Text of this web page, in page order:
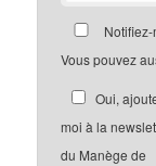
Vous pouvez
Oui,
moi à la
du Manège de